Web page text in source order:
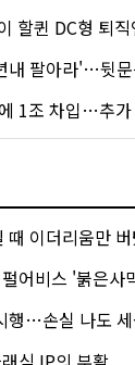
퀸 DC형 퇴직연
내 팔아라'…뒷
1조 차입…추가
때 이더리움만
어비스 '붉은사
행…손실 나도